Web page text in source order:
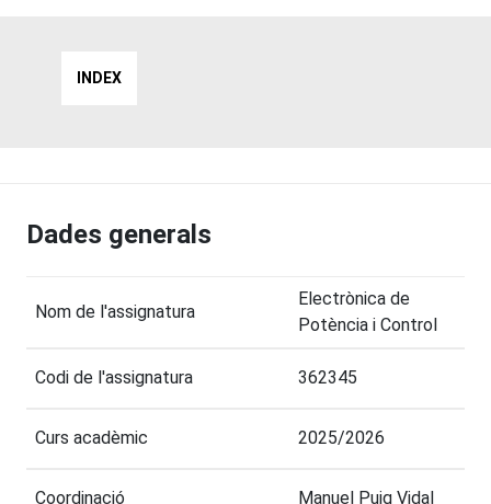
INDEX
Dades generals
Nom de l'assignatura
Electrònica de
Potència i Control
Codi de l'assignatura 362345
Curs acadèmic 2025/2026
Coordinació Manuel Puig Vidal